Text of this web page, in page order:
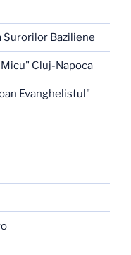
Surorilor Baziliene
Cluj-Napoca
Evanghelistul"